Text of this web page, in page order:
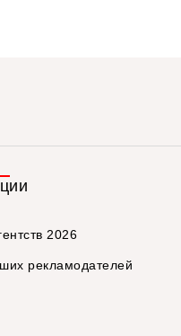
2026
рекламодателей